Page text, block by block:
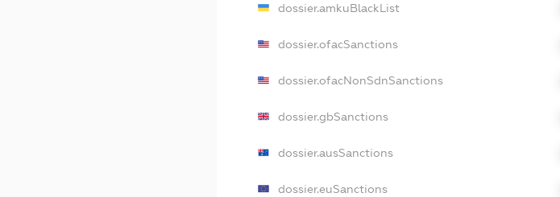
dossier.amkuBlackList
dossier.ofacSanctions
dossier.ofacNonSdnSanctions
dossier.gbSanctions
dossier.ausSanctions
dossier.euSanctions